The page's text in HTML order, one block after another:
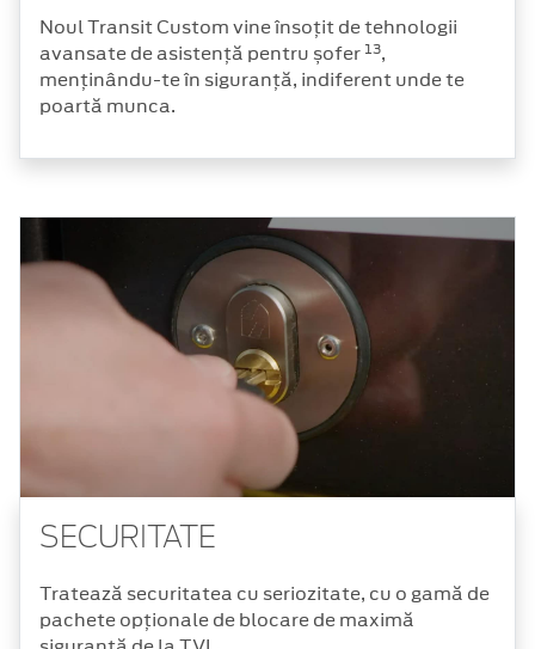
Noul Transit Custom vine însoțit de tehnologii
avansate de asistență pentru șofer 13,
menținându-te în siguranță, indiferent unde te
poartă munca.
SECURITATE
Tratează securitatea cu seriozitate, cu o gamă de
pachete opționale de blocare de maximă